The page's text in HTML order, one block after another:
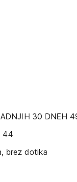
30 DNEH
44
brez dotika